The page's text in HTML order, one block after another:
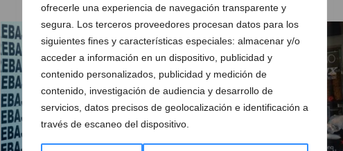
ofrecerle una experiencia de navegación transparente y
segura. Los terceros proveedores procesan datos para los
siguientes fines y características especiales: almacenar y/o
acceder a información en un dispositivo, publicidad y
contenido personalizados, publicidad y medición de
contenido, investigación de audiencia y desarrollo de
servicios, datos precisos de geolocalización e identificación a
través de escaneo del dispositivo.